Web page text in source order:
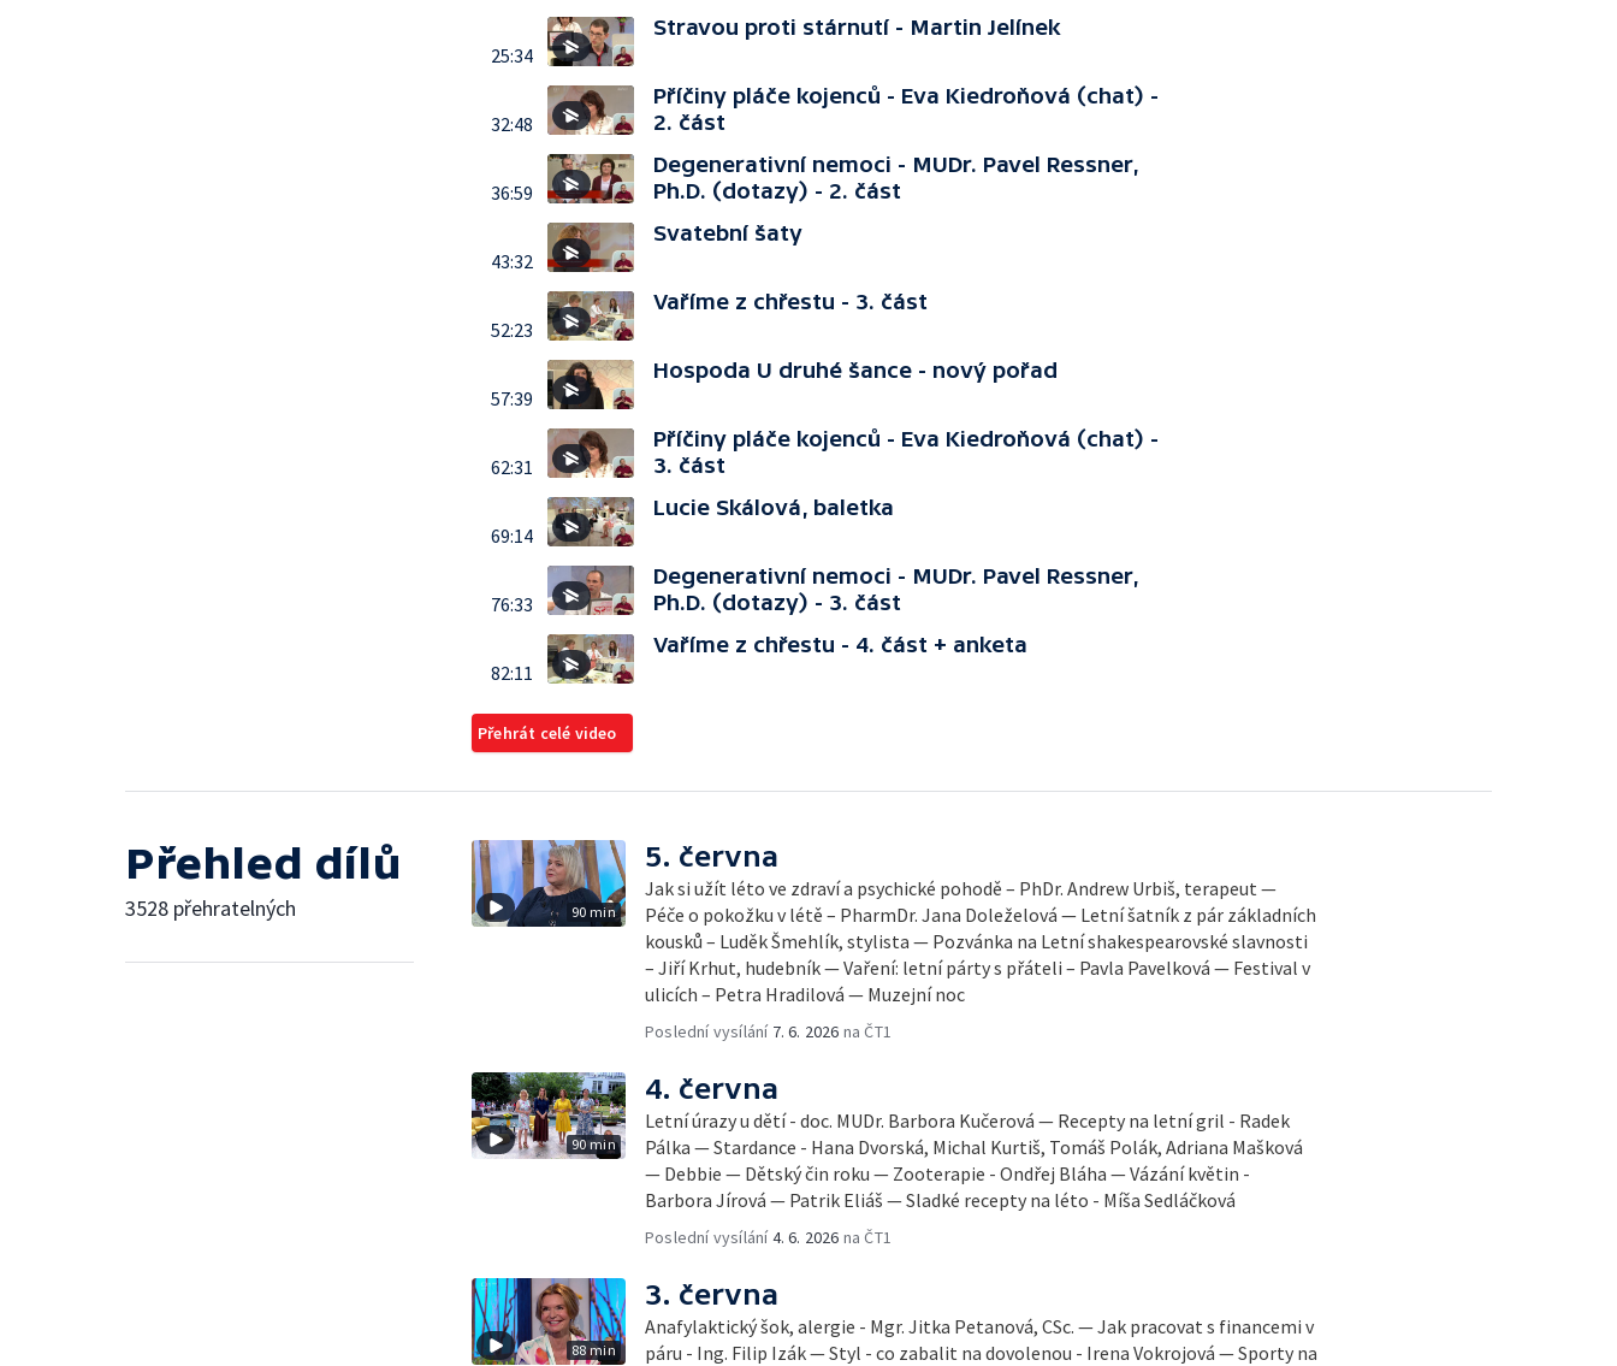
25:34
Stravou proti stárnutí - Martin Jelínek
32:48
Příčiny pláče kojenců - Eva Kiedroňová (chat) -
2. část
36:59
Degenerativní nemoci - MUDr. Pavel Ressner,
Ph.D. (dotazy) - 2. část
43:32
Svatební šaty
52:23
Vaříme z chřestu - 3. část
57:39
Hospoda U druhé šance - nový pořad
62:31
Příčiny pláče kojenců - Eva Kiedroňová (chat) -
3. část
69:14
Lucie Skálová, baletka
76:33
Degenerativní nemoci - MUDr. Pavel Ressner,
Ph.D. (dotazy) - 3. část
82:11
Vaříme z chřestu - 4. část + anketa
Přehrát celé video
Přehled dílů
3528 přehratelných 90 min
5. června
Jak si užít léto ve zdraví a psychické pohodě – PhDr. Andrew Urbiš, terapeut —
Péče o pokožku v létě – PharmDr. Jana Doleželová — Letní šatník z pár základních
kousků – Luděk Šmehlík, stylista — Pozvánka na Letní shakespearovské slavnosti
– Jiří Krhut, hudebník — Vaření: letní párty s přáteli – Pavla Pavelková — Festival v
ulicích – Petra Hradilová — Muzejní noc
Poslední vysílání 7. 6. 2026 na ČT1
90 min
4. června
Letní úrazy u dětí - doc. MUDr. Barbora Kučerová — Recepty na letní gril - Radek
Pálka — Stardance - Hana Dvorská, Michal Kurtiš, Tomáš Polák, Adriana Mašková
— Debbie — Dětský čin roku — Zooterapie - Ondřej Bláha — Vázání květin -
Barbora Jírová — Patrik Eliáš — Sladké recepty na léto - Míša Sedláčková
Poslední vysílání4. 6. 2026 na ČT1
88 min
3. června
Anafylaktický šok, alergie - Mgr. Jitka Petanová, CSc. — Jak pracovat s financemi v
páru - Ing. Filip Izák — Styl - co zabalit na dovolenou - Irena Vokrojová — Sporty na